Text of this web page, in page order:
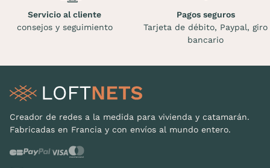
Servicio al cliente
consejos y seguimiento
Pagos seguros
Tarjeta de débito, Paypal, giro
bancario
Creador de redes a la medida para vivienda y catamarán.
Fabricadas en Francia y con envíos al mundo entero.